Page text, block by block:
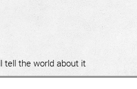
tell the world about it